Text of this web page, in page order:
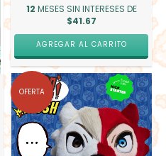
12 MESES SIN INTERESES DE
$41.67
AGREGAR AL CARRITO
OFERTA